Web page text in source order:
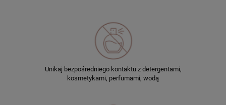
Unikaj bezpośredniego kontaktu z detergentami,
kosmetykami, perfumami, wodą